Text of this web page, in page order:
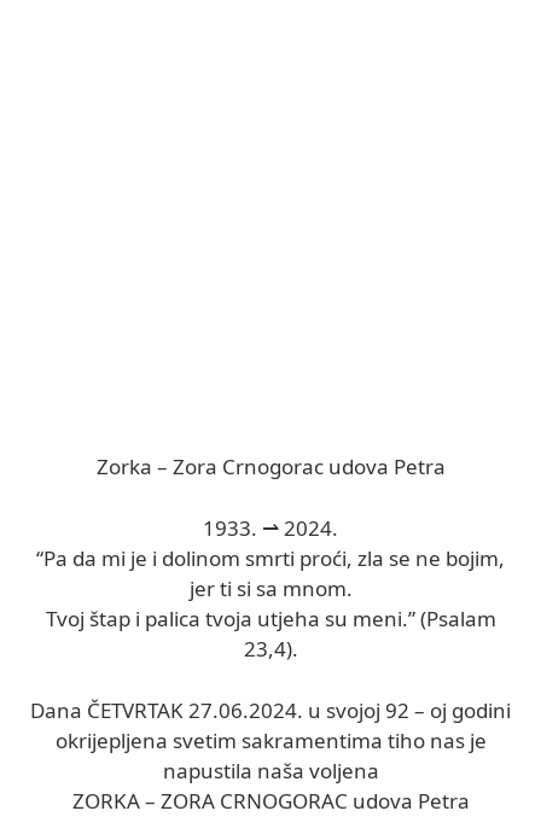
Zorka – Zora Crnogorac udova Petra
1933. ⇀ 2024.
“Pa da mi je i dolinom smrti proći, zla se ne bojim,
jer ti si sa mnom.
Tvoj štap i palica tvoja utjeha su meni.” (Psalam
23,4).
Dana ČETVRTAK 27.06.2024. u svojoj 92 – oj godini
okrijepljena svetim sakramentima tiho nas je
napustila naša voljena
ZORKA – ZORA CRNOGORAC udova Petra